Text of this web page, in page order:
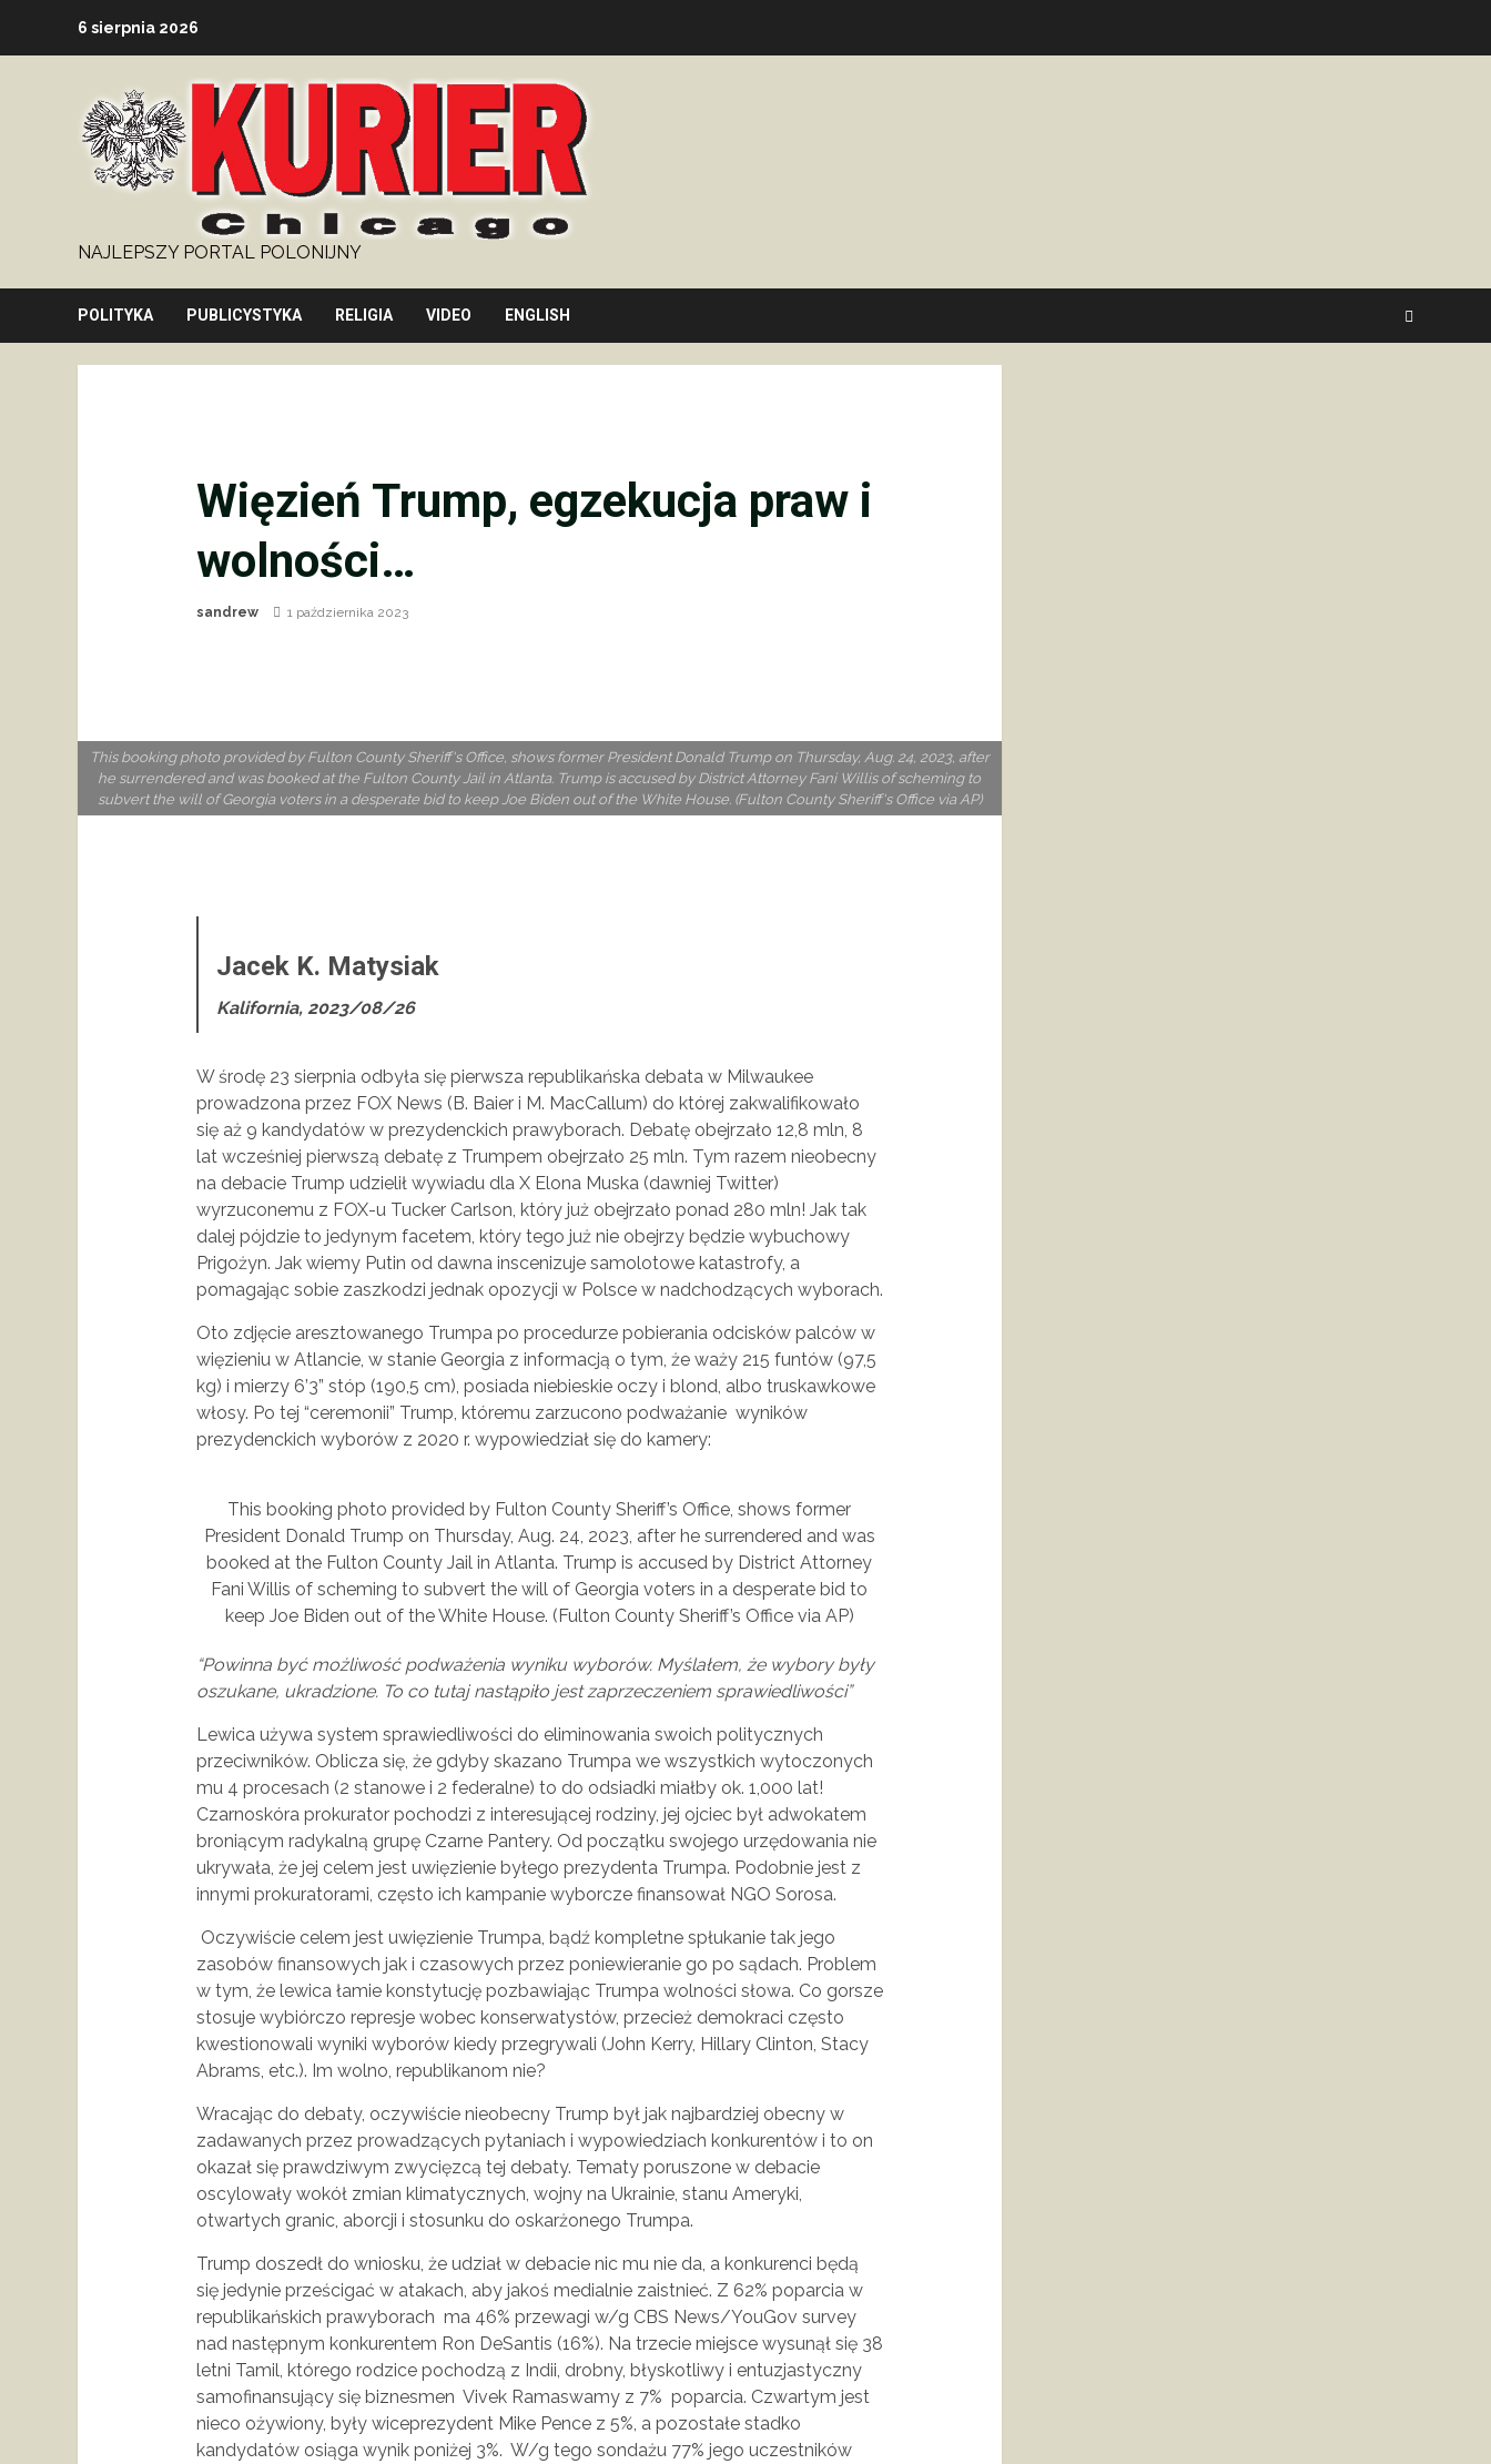
6 sierpnia 2026
NAJLEPSZY PORTAL POLONIJNY
POLITYKA PUBLICYSTYKA RELIGIA VIDEO ENGLISH
Więzień Trump, egzekucja praw i
wolności…
sandrew 1 października 2023
This booking photo provided by Fulton County Sheriff's Office, shows former President Donald Trump on Thursday, Aug. 24, 2023, after
he surrendered and was booked at the Fulton County Jail in Atlanta. Trump is accused by District Attorney Fani Willis of scheming to
subvert the will of Georgia voters in a desperate bid to keep Joe Biden out of the White House. (Fulton County Sheriff's Office via AP)
Jacek K. Matysiak
Kalifornia, 2023/08/26
W środę 23 sierpnia odbyła się pierwsza republikańska debata w Milwaukee
prowadzona przez FOX News (B. Baier i M. MacCallum) do której zakwalifikowało
się aż 9 kandydatów w prezydenckich prawyborach. Debatę obejrzało 12,8 mln, 8
lat wcześniej pierwszą debatę z Trumpem obejrzało 25 mln. Tym razem nieobecny
na debacie Trump udzielił wywiadu dla X Elona Muska (dawniej Twitter)
wyrzuconemu z FOX-u Tucker Carlson, który już obejrzało ponad 280 mln! Jak tak
dalej pójdzie to jedynym facetem, który tego już nie obejrzy będzie wybuchowy
Prigożyn. Jak wiemy Putin od dawna inscenizuje samolotowe katastrofy, a
pomagając sobie zaszkodzi jednak opozycji w Polsce w nadchodzących wyborach.
Oto zdjęcie aresztowanego Trumpa po procedurze pobierania odcisków palców w
więzieniu w Atlancie, w stanie Georgia z informacją o tym, że waży 215 funtów (97,5
kg) i mierzy 6’3” stóp (190,5 cm), posiada niebieskie oczy i blond, albo truskawkowe
włosy. Po tej “ceremonii” Trump, któremu zarzucono podważanie wyników
prezydenckich wyborów z 2020 r. wypowiedział się do kamery:
This booking photo provided by Fulton County Sheriff’s Office, shows former
President Donald Trump on Thursday, Aug. 24, 2023, after he surrendered and was
booked at the Fulton County Jail in Atlanta. Trump is accused by District Attorney
Fani Willis of scheming to subvert the will of Georgia voters in a desperate bid to
keep Joe Biden out of the White House. (Fulton County Sheriff’s Office via AP)
“Powinna być możliwość podważenia wyniku wyborów. Myślałem, że wybory były
oszukane, ukradzione. To co tutaj nastąpiło jest zaprzeczeniem sprawiedliwości”
Lewica używa system sprawiedliwości do eliminowania swoich politycznych
przeciwników. Oblicza się, że gdyby skazano Trumpa we wszystkich wytoczonych
mu 4 procesach (2 stanowe i 2 federalne) to do odsiadki miałby ok. 1,000 lat!
Czarnoskóra prokurator pochodzi z interesującej rodziny, jej ojciec był adwokatem
broniącym radykalną grupę Czarne Pantery. Od początku swojego urzędowania nie
ukrywała, że jej celem jest uwięzienie byłego prezydenta Trumpa. Podobnie jest z
innymi prokuratorami, często ich kampanie wyborcze finansował NGO Sorosa.
Oczywiście celem jest uwięzienie Trumpa, bądź kompletne spłukanie tak jego
zasobów finansowych jak i czasowych przez poniewieranie go po sądach. Problem
w tym, że lewica łamie konstytucję pozbawiając Trumpa wolności słowa. Co gorsze
stosuje wybiórczo represje wobec konserwatystów, przecież demokraci często
kwestionowali wyniki wyborów kiedy przegrywali (John Kerry, Hillary Clinton, Stacy
Abrams, etc.). Im wolno, republikanom nie?
Wracając do debaty, oczywiście nieobecny Trump był jak najbardziej obecny w
zadawanych przez prowadzących pytaniach i wypowiedziach konkurentów i to on
okazał się prawdziwym zwycięzcą tej debaty. Tematy poruszone w debacie
oscylowały wokół zmian klimatycznych, wojny na Ukrainie, stanu Ameryki,
otwartych granic, aborcji i stosunku do oskarżonego Trumpa.
Trump doszedł do wniosku, że udział w debacie nic mu nie da, a konkurenci będą
się jedynie prześcigać w atakach, aby jakoś medialnie zaistnieć. Z 62% poparcia w
republikańskich prawyborach ma 46% przewagi w/g CBS News/YouGov survey
nad następnym konkurentem Ron DeSantis (16%). Na trzecie miejsce wysunął się 38
letni Tamil, którego rodzice pochodzą z Indii, drobny, błyskotliwy i entuzjastyczny
samofinansujący się biznesmen Vivek Ramaswamy z 7% poparcia. Czwartym jest
nieco ożywiony, były wiceprezydent Mike Pence z 5%, a pozostałe stadko
kandydatów osiąga wynik poniżej 3%. W/g tego sondażu 77% jego uczestników